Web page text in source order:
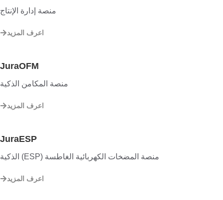
منصة إدارة الإنتاج
اعرف المزيد
JuraOFM
منصة المكامن الذكية
اعرف المزيد
JuraESP
منصة المضخات الكهربائية الغاطسة (ESP) الذكية
اعرف المزيد